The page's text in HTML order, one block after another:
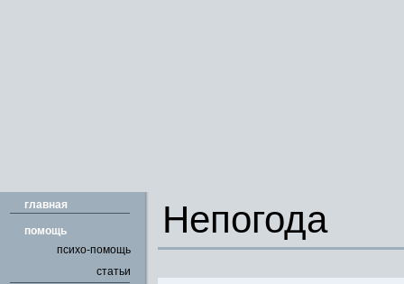
главная
помощь
психо-помощь
статьи
Непогода